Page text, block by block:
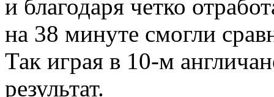
и благодаря четко
на 38 минуте смогли
Так играя в 10-м
результат.